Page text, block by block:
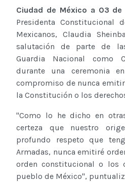
Ciudad de México a 03
Presidenta Constitucional
Mexicanos, Claudia
salutación de parte de
Guardia Nacional como
durante una ceremonia
compromiso de nunca
la Constitución o los
''Como lo he dicho en
certeza que nuestro
profundo respeto que
Armadas, nunca emitiré
orden constitucional o los
pueblo de México'',